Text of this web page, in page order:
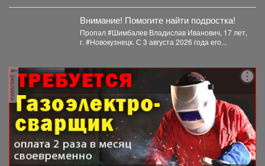
Внимание! Помогите найти подростка!
Пропал #Шимбалев Владислав Иванович, 17 лет,
г. #Новокузнецк. С 3 августа 2026 года его...
реклама